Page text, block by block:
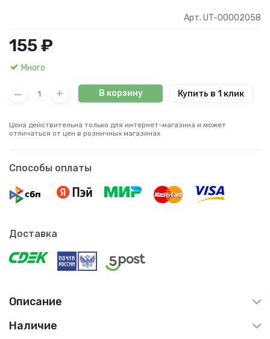
Арт. UT-00002058
155 ₽
Много
В корзину Купить в 1 клик
Цена действительна только для интернет-магазина и может
отличаться от цен в розничных магазинах
Способы оплаты
Доставка
Описание
Наличие